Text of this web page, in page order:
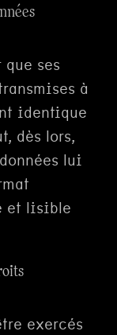
ses
à
identique
dès lors,
lui
et lisible
exercés